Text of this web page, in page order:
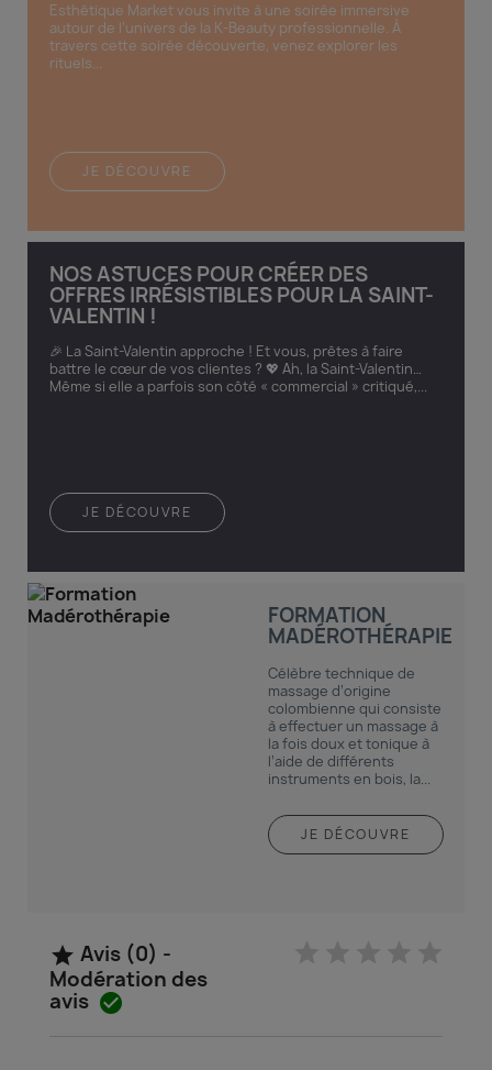
Esthétique Market vous invite à une soirée immersive
autour de l’univers de la K-Beauty professionnelle. À
travers cette soirée découverte, venez explorer les
rituels...
JE DÉCOUVRE
NOS ASTUCES POUR CRÉER DES
OFFRES IRRÉSISTIBLES POUR LA SAINT-
VALENTIN !
🎉 La Saint-Valentin approche ! Et vous, prêtes à faire
battre le cœur de vos clientes ? 💖 Ah, la Saint-Valentin…
Même si elle a parfois son côté « commercial » critiqué,...
JE DÉCOUVRE
FORMATION
MADÉROTHÉRAPIE
Célèbre technique de
massage d’origine
colombienne qui consiste
à effectuer un massage à
la fois doux et tonique à
l’aide de différents
instruments en bois, la...
JE DÉCOUVRE
 Avis (0) -
Modération des
avis 